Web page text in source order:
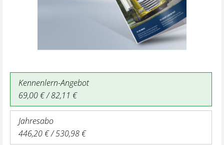
Kennenlern-Angebot
69,00 € / 82,11 €
Jahresabo
446,20 € / 530,98 €